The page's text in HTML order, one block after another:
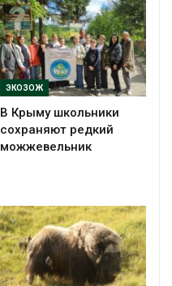
ЭКОЗОЖ
В Крыму школьники
сохраняют редкий
можжевельник